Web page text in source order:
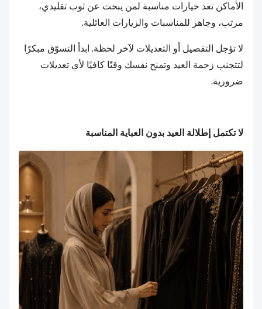
الأماكن تعد خيارات مناسبة لمن يبحث عن ثوب تقليدي،
مرتب، وجاهز للمناسبات والزيارات العائلية.
لا تؤجل التفصيل أو التعديلات لآخر لحظة. ابدأ التسوّق مبكرًا
لتتجنب زحمة العيد وتمنح نفسك وقتًا كافيًا لأي تعديلات
ضرورية.
لا تكتمل إطلالة العيد بدون العباية المناسبة